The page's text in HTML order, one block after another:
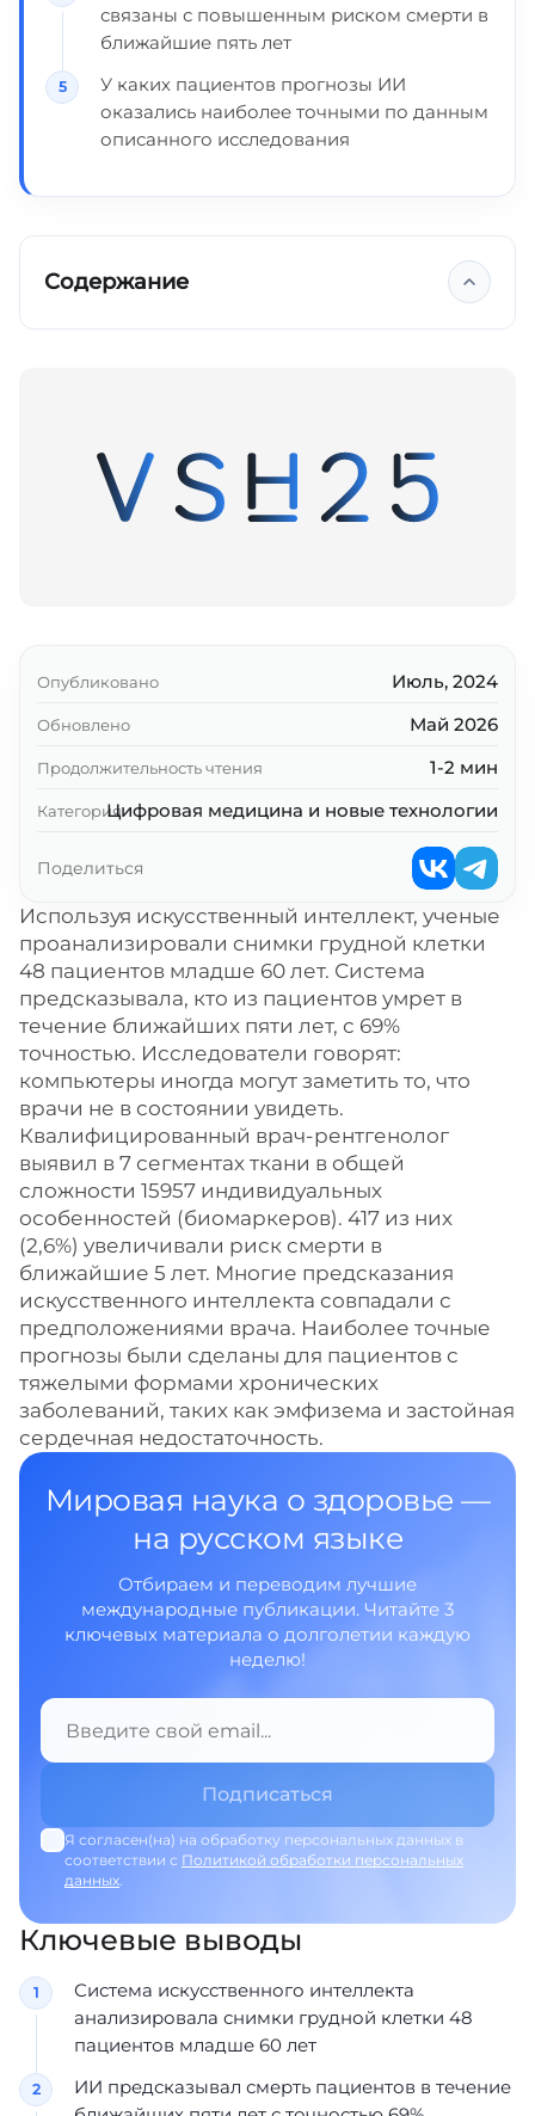
связаны с повышенным риском смерти в
ближайшие пять лет
У каких пациентов прогнозы ИИ
оказались наиболее точными по данным
описанного исследования
Содержание
Используя искусственный интеллект, ученые
проанализировали снимки грудной клетки
48 пациентов младше 60 лет. Система
предсказывала, кто из пациентов умрет в
течение ближайших пяти лет, с 69%
точностью. Исследователи говорят:
компьютеры иногда могут заметить то, что
врачи не в состоянии увидеть.
Квалифицированный врач-рентгенолог
выявил в 7 сегментах ткани в общей
сложности 15957 индивидуальных
особенностей (биомаркеров). 417 из них
(2,6%) увеличивали риск смерти в
ближайшие 5 лет. Многие предсказания
искусственного интеллекта совпадали с
предположениями врача. Наиболее точные
прогнозы были сделаны для пациентов с
тяжелыми формами хронических
заболеваний, таких как эмфизема и застойная
сердечная недостаточность.
Мировая наука о здоровье —
на русском языке
Отбираем и переводим лучшие
международные публикации. Читайте 3
ключевых материала о долголетии каждую
неделю!
Я согласен(на) на обработку персональных данных в
соответствии с Политикой обработки персональных
данных.
Ключевые выводы
Система искусственного интеллекта
анализировала снимки грудной клетки 48
пациентов младше 60 лет
ИИ предсказывал смерть пациентов в течение
Опубликовано Июль, 2024
Обновлено Май 2026
Продолжительность чтения 1-2 мин
КатегорияЦифровая медицина и новые технологии
Поделиться